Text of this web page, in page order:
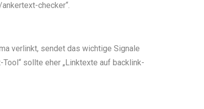
checker“.
verlinkt, sendet das wichtige Signale
sollte eher „Linktexte auf backlink-